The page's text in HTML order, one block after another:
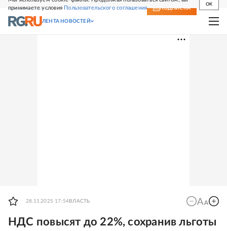
принимаете условия Пользовательского соглашения
OK
СВЕЖИЙ НОМЕР ПОДПИСКА
ЛЕНТА НОВОСТЕЙ
28.11.2025 17:54 ВЛАСТЬ
НДС повысят до 22%, сохранив льготы